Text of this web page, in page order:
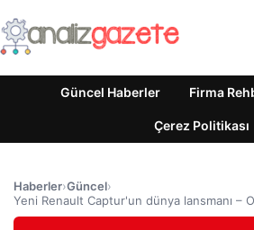
Güncel Haberler Firma
Çerez Politikası
Haberler›Güncel›
Yeni Renault Captur'un dünya lansmanı –